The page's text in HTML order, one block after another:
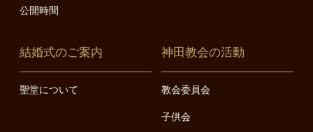
公開時間
結婚式のご案内
聖堂について
神田教会の活動
教会委員会
子供会